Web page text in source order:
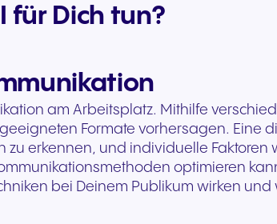
für Dich tun?
am Arbeitsplatz. Mithilfe
Formate vorhersagen. Eine
zu erkennen, und individuelle
optimieren
bei Deinem Publikum wirken